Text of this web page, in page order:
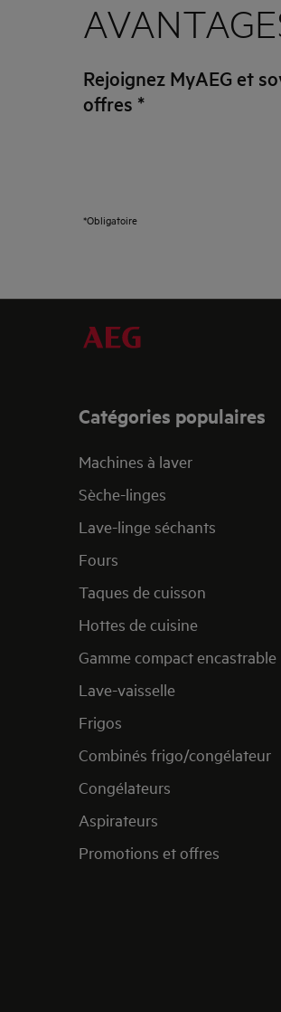
Rejoignez MyAEG et
offres *
*Obligatoire
Catégories populaires
Machines à laver
Sèche-linges
Lave-linge séchants
Fours
Taques de cuisson
Hottes de cuisine
Gamme compact encastrable
Lave-vaisselle
Frigos
Combinés frigo/congélateur
Congélateurs
Aspirateurs
Promotions et offres